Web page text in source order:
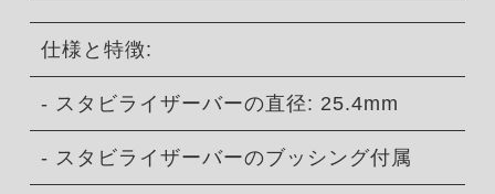
仕様と特徴:
- スタビライザーバーの直径: 25.4mm
- スタビライザーバーのブッシング付属